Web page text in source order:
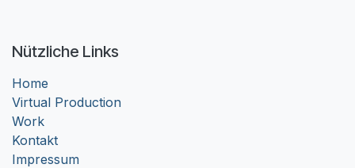
Nützliche Links
Home
Virtual Production
Work
Kontakt
Impressum